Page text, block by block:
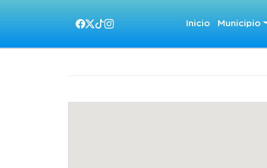
Inicio Municipio